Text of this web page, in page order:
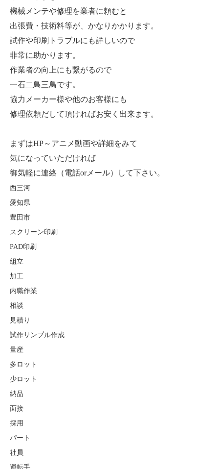
機械メンテや修理を業者に頼むと
出張費・技術料等が、かなりかかります。
試作や印刷トラブルにも詳しいので
非常に助かります。
作業者の向上にも繋がるので
一石二鳥三鳥です。
協力メーカー様や他のお客様にも
修理依頼だして頂ければお安く出来ます。
まずはHP～アニメ動画や詳細をみて
気になっていただければ
御気軽に連絡（電話orメール）して下さい。
西三河
愛知県
豊田市
スクリーン印刷
PAD印刷
組立
加工
内職作業
相談
見積り
試作サンプル作成
量産
多ロット
少ロット
納品
面接
採用
パート
社員
運転手